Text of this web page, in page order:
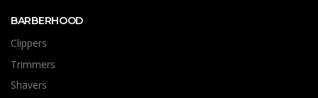
BARBERHOOD
Clippers
Trimmers
Shavers